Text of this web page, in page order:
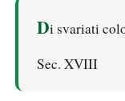
Di svariati
Sec. XVIII